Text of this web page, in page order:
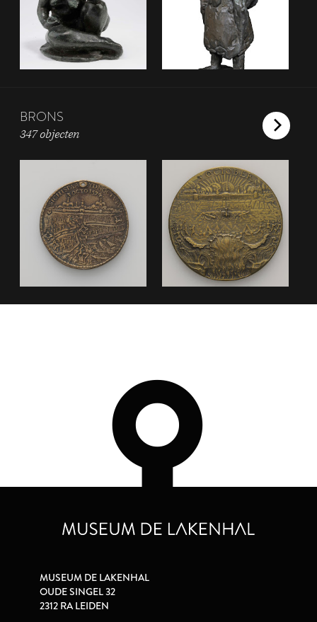
BRONS
347 objecten
MUSEUM DE LAKENHAL
OUDE SINGEL 32
2312 RA LEIDEN